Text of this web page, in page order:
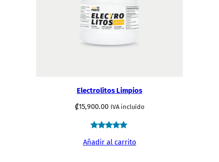
Electrolitos Limpios
₡15,900.00 IVA incluído
4.93
Añadir al carrito